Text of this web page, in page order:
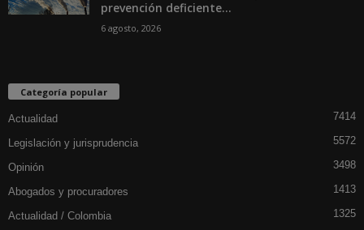
prevención deficiente...
6 agosto, 2026
Categoría popular
Actualidad 7414
Legislación y jurisprudencia 5572
Opinión 3498
Abogados y procuradores 1413
Actualidad / Colombia 1325